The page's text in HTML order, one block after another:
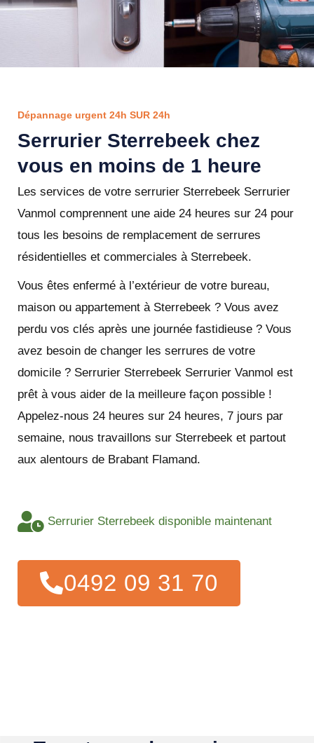
Dépannage urgent 24h SUR 24h
Serrurier Sterrebeek chez
vous en moins de 1 heure
Les services de votre serrurier Sterrebeek Serrurier
Vanmol comprennent une aide 24 heures sur 24 pour
tous les besoins de remplacement de serrures
résidentielles et commerciales à Sterrebeek.
Vous êtes enfermé à l’extérieur de votre bureau,
maison ou appartement à Sterrebeek ? Vous avez
perdu vos clés après une journée fastidieuse ? Vous
avez besoin de changer les serrures de votre
domicile ? Serrurier Sterrebeek Serrurier Vanmol est
prêt à vous aider de la meilleure façon possible !
Appelez-nous 24 heures sur 24 heures, 7 jours par
semaine, nous travaillons sur Sterrebeek et partout
aux alentours de Brabant Flamand.
Serrurier Sterrebeek disponible maintenant
0492 09 31 70